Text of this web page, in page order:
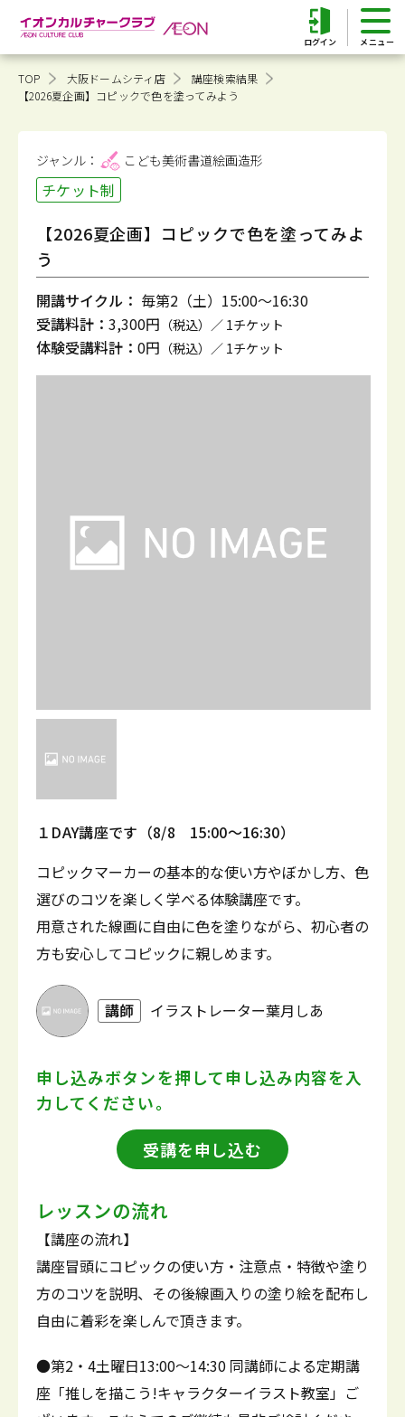
ログイン
TOP 大阪ドームシティ店
講座検索結果
【2026夏企画】コピックで色を塗ってみよう
ジャンル： こども美術書道絵画造形
チケット制
【2026夏企画】コピックで色を塗ってみよ
う
開講サイクル： 毎第2（土）15:00～16:30
受講料計： 3,300円 （税込）／ 1チケット
体験受講料計： 0円 （税込）／ 1チケット
１DAY講座です（8/8 15:00～16:30）
コピックマーカーの基本的な使い方やぼかし方、色
選びのコツを楽しく学べる体験講座です。
用意された線画に自由に色を塗りながら、初心者の
方も安心してコピックに親しめます。
講師 イラストレーター葉月しあ
申し込みボタンを押して申し込み内容を入
力してください。
受講を申し込む
レッスンの流れ
【講座の流れ】
講座冒頭にコピックの使い方・注意点・特徴や塗り
方のコツを説明、その後線画入りの塗り絵を配布し
自由に着彩を楽しんで頂きます。
●第2・4土曜日13:00～14:30 同講師による定期講
座「推しを描こう!キャラクターイラスト教室」ご